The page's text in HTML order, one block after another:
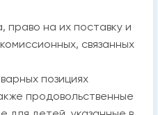
право на их поставку и
связанных
позициях
продовольственные